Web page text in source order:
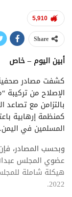
5,910
Share
أبين اليوم – خاص
كشفت مصادر
الإصلاح من تركيبة
بالتزامن مع
كمنظمة إرهابية
المسلمين في اليمن.
وبحسب المصادر،
عضوي المجلس
هيكلة شاملة
2022.